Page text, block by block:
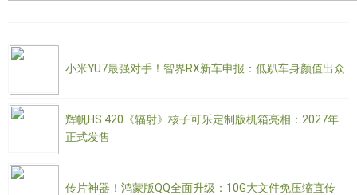
小米YU7最强对手！智界RX新车申报：低趴车身颜值出众
辉帆HS 420《辐射》核子可乐定制版机箱亮相：2027年
正式发售
传片神器！鸿蒙版QQ全面升级：10G大文件免压缩直传